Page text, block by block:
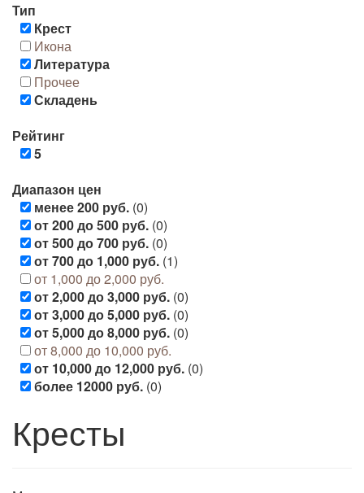
Тип
Крест
Икона
Литература
Прочее
Складень
Рейтинг
5
Диапазон цен
менее 200 руб. (0)
от 200 до 500 руб. (0)
от 500 до 700 руб. (0)
от 700 до 1,000 руб. (1)
от 1,000 до 2,000 руб.
от 2,000 до 3,000 руб. (0)
от 3,000 до 5,000 руб. (0)
от 5,000 до 8,000 руб. (0)
от 8,000 до 10,000 руб.
от 10,000 до 12,000 руб. (0)
более 12000 руб. (0)
Кресты